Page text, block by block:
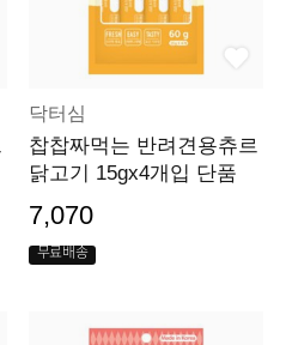
닥터심
찹찹짜먹는 반려견용츄르
닭고기 15gx4개입 단품
7,070
무료배송